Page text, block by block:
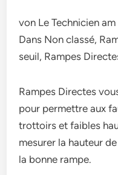
von Le Technicien
Dans Non classé,
seuil, Rampes
Rampes Directes
pour permettre aux
trottoirs et faibles
mesurer la hauteur
la bonne rampe.